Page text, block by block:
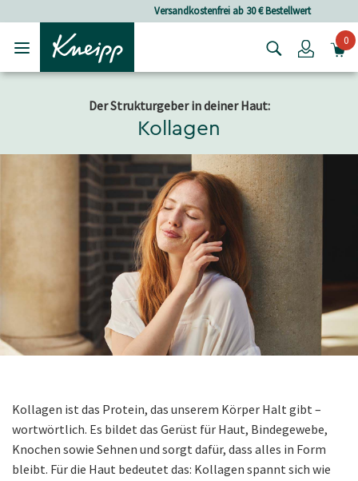
Versandkostenfrei ab 30 € Bestellwert
Login0
Der Strukturgeber in deiner Haut:
Kollagen
Kollagen ist das Protein, das unserem Körper Halt gibt –
wortwörtlich. Es bildet das Gerüst für Haut, Bindegewebe,
Knochen sowie Sehnen und sorgt dafür, dass alles in Form
bleibt. Für die Haut bedeutet das: Kollagen spannt sich wie